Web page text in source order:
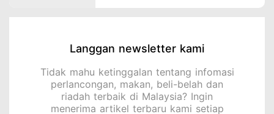
Langgan newsletter kami
Tidak mahu ketinggalan tentang infomasi
perlancongan, makan, beli-belah dan
riadah terbaik di Malaysia? Ingin
menerima artikel terbaru kami setiap